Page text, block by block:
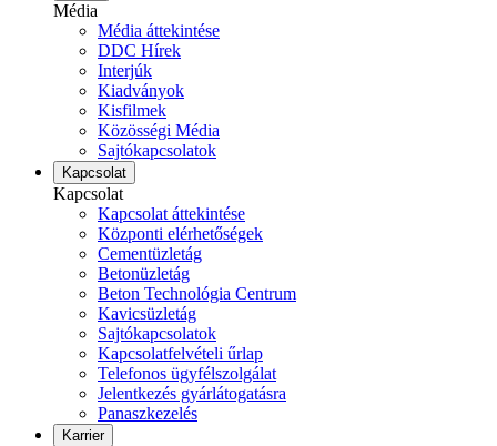
Média
Média áttekintése
DDC Hírek
Interjúk
Kiadványok
Kisfilmek
Közösségi Média
Sajtókapcsolatok
Kapcsolat
Kapcsolat
Kapcsolat áttekintése
Központi elérhetőségek
Cementüzletág
Betonüzletág
Beton Technológia Centrum
Kavicsüzletág
Sajtókapcsolatok
Kapcsolatfelvételi űrlap
Telefonos ügyfélszolgálat
Jelentkezés gyárlátogatásra
Panaszkezelés
Karrier